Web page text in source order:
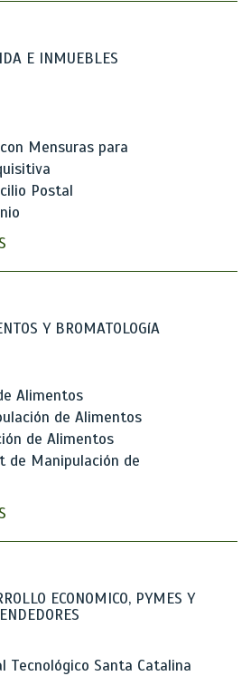
E INMUEBLES
Mensuras para
Postal
Y BROMATOLOGíA
Alimentos
de Alimentos
de Alimentos
de Manipulación de
ECONOMICO, PYMES Y
Tecnológico Santa Catalina